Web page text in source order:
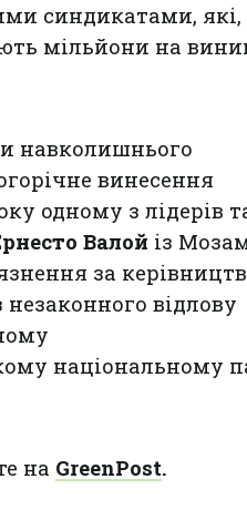
синдикатами, які,
мільйони на
навколишнього
винесення
одному з лідерів
Валой із
за
відлову
національному
на GreenPost.